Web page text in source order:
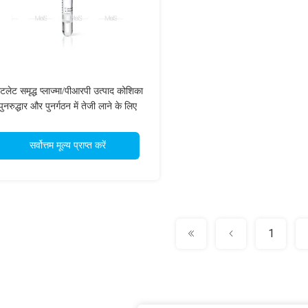
समृद्ध प्लाज्मा/पीआरपी उत्पाद कोशिका
और पुनर्गठन में तेजी लाने के लिए
सर्वोत्तम मूल्य प्राप्त करें
1